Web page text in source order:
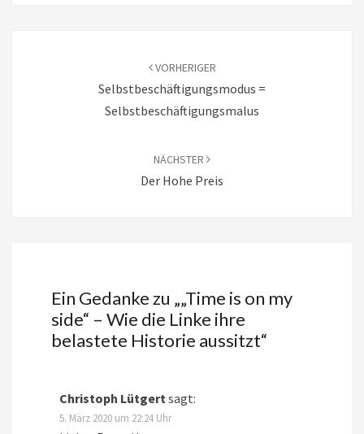
VORHERIGER
Selbstbeschäftigungsmodus =
Selbstbeschäftigungsmalus
NÄCHSTER
Der Hohe Preis
Ein Gedanke zu „„Time is on my
side“ – Wie die Linke ihre
belastete Historie aussitzt“
Christoph Lütgertsagt:
5. März 2020 um 22:24 Uhr